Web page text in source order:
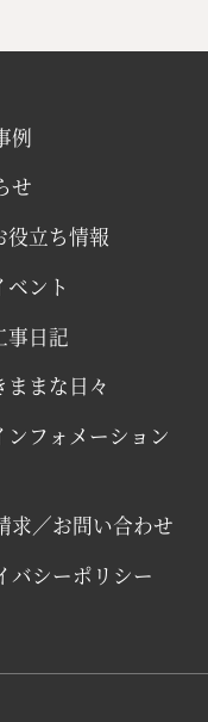
例
せ
役立ち情報
ベント
事日記
ままな日々
ンフォメーション
求／お問い合わせ
バシーポリシー